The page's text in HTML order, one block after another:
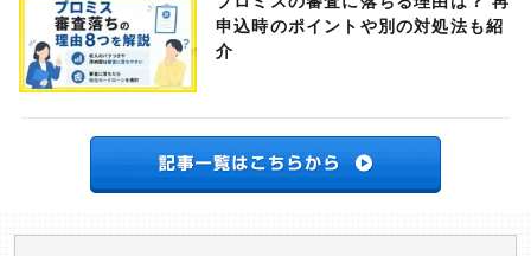
申込時のポイントや別の対処法も紹
介